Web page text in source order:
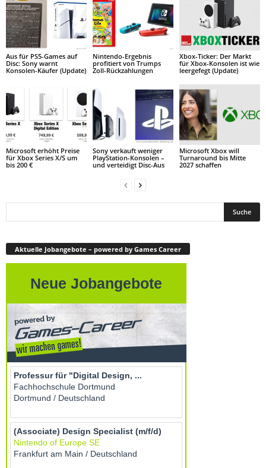
Aus für PS5-Games auf
Disc: Sony warnt
Konsolen-Käufer (Update)
Nintendo-Ergebnis
profitiert von Trumps
Zoll-Rückzahlungen
Xbox-Ticker: Der Markt
für Xbox-Konsolen ist wie
leergefegt (Update)
Microsoft erhöht Preise
für Xbox Series X/S um
bis 200 €
Sony verkauft weniger
PlayStation-Konsolen –
und verteidigt Disc-Aus
Microsoft Xbox will
Turnaround bis Mitte
2027 schaffen
Aktuelle Jobangebote – powered by Games Career